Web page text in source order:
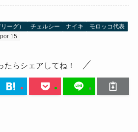
ーグ） チェルシー ナイキ
モロッコ代表
15
たらシェアしてね！